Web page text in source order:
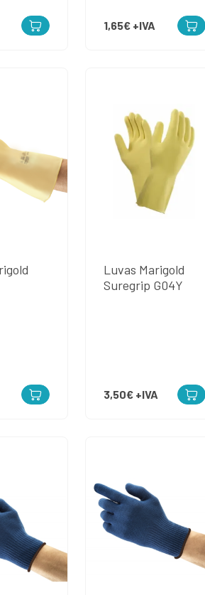
1,65€ +IVA
Luvas Marigold
Suregrip G04Y
3,50€ +IVA